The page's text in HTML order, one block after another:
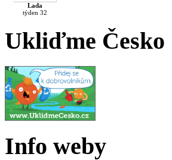
Lada
týden 32
Ukliďme Česko
Info weby